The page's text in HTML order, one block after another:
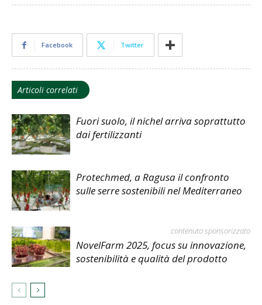
Facebook Twitter
Articoli correlati
Fuori suolo, il nichel arriva soprattutto
dai fertilizzanti
Protechmed, a Ragusa il confronto
sulle serre sostenibili nel Mediterraneo
contenuto sponsorizzato
NovelFarm 2025, focus su innovazione,
sostenibilità e qualità del prodotto